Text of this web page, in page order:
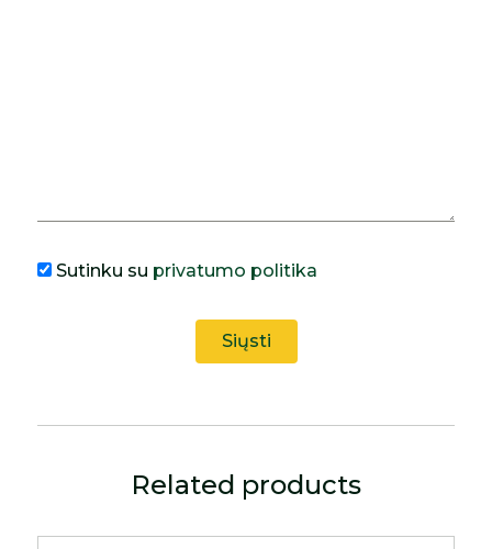
Sutinku su privatumo politika
Related products